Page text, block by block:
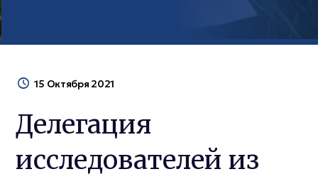
15 Октября 2021
Делегация
исследователей из